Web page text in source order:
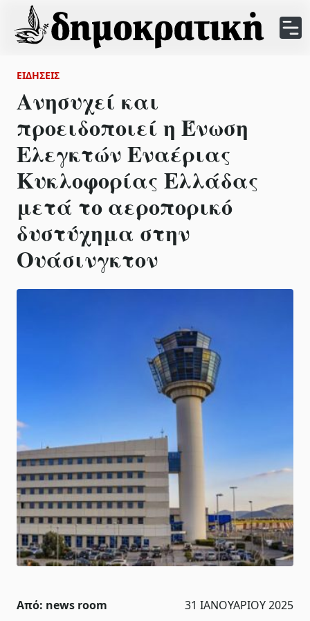
ΕΙΔΉΣΕΙΣ
Ανησυχεί και προειδοποιεί η
Ένωση Ελεγκτών Εναέριας
Κυκλοφορίας Ελλάδας μετά
το αεροπορικό δυστύχημα
στην Ουάσινγκτον
Από:news room 31 ΙΑΝΟΥΑΡΊΟΥ 2025 20:14
Η Ένωση Ελεγκτών Εναέριας κυκλοφορίας Ελλάδας